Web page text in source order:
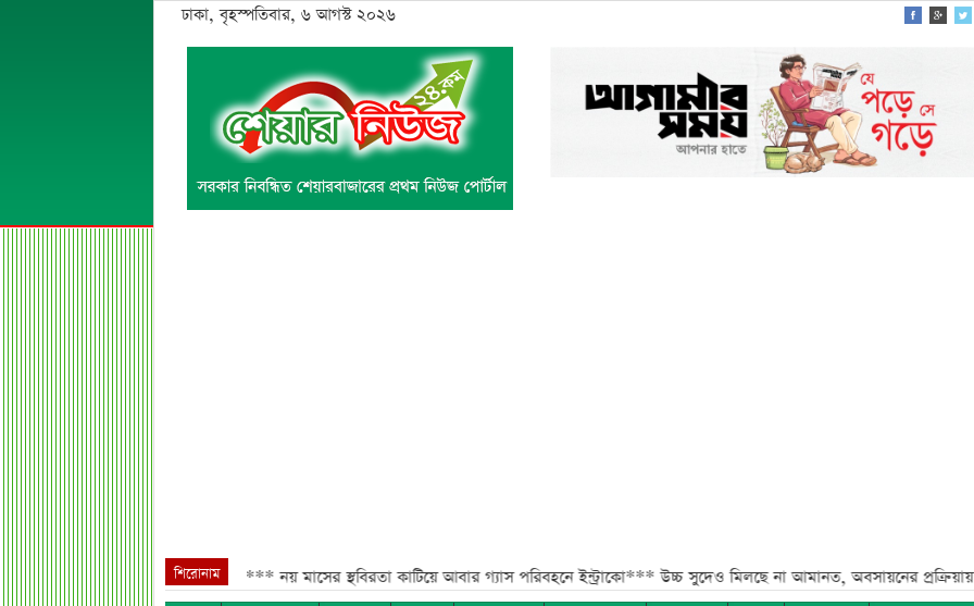
ঢাকা, বৃহস্পতিবার, ৬ আগস্ট ২০২৬
শিরোনাম
জন্য বড় সুখবর*** নয় মাসের স্থবিরতা কাটিয়ে আবার গ্যাস পরিবহনে ইন্ট্রাকো*** উচ্চ সুদেও মিলছে না আমানত, অবসায়নের প্রক্রিয়ায় ৫ আর্থিক